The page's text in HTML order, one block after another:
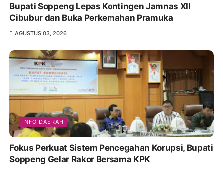
Bupati Soppeng Lepas Kontingen Jamnas XII
Cibubur dan Buka Perkemahan Pramuka
AGUSTUS 03, 2026
INFO DAERAH
Fokus Perkuat Sistem Pencegahan Korupsi, Bupati
Soppeng Gelar Rakor Bersama KPK